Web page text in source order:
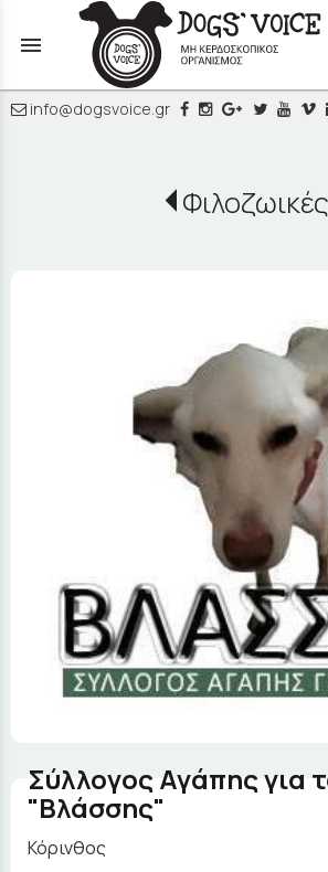
menu
info@dogsvoice.gr
Φιλοζωικές
Σύλλογος Αγάπης για
"Βλάσσης"
Κόρινθος